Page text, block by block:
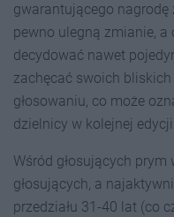
gwarantującego nagrodę
pewno ulegną zmianie, a
decydować nawet
zachęcać swoich
głosowaniu, co może
dzielnicy w kolejnej
Wśród głosujących
głosujących, a
przedziału 31-40 lat (co